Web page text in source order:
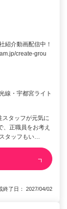
紹介動画配信中！
create-grou
線・宇都宮ライト
タッフが元気に
正職員をお考え
タッフもい…
了日： 2027/04/02